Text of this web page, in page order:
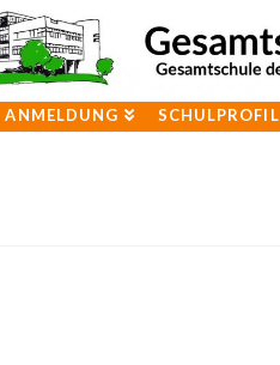
ANMELDUNG SCHULPROFIL